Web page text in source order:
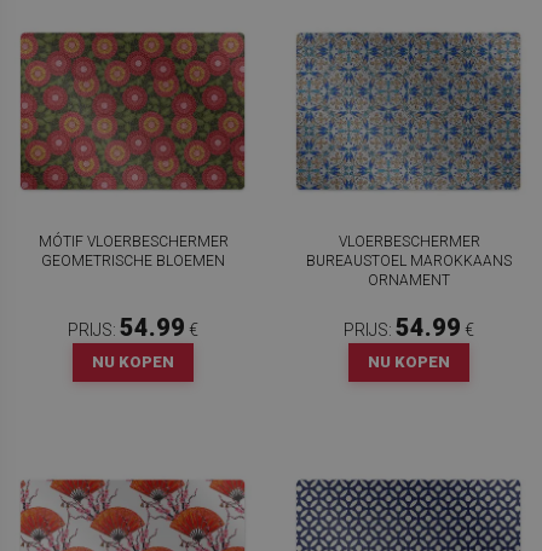
MÓTIF VLOERBESCHERMER
GEOMETRISCHE BLOEMEN
PRIJS: 54.99 €
NU KOPEN
VLOERBESCHERMER
BUREAUSTOEL MAROKKAANS
ORNAMENT
PRIJS: 54.99 €
NU KOPEN